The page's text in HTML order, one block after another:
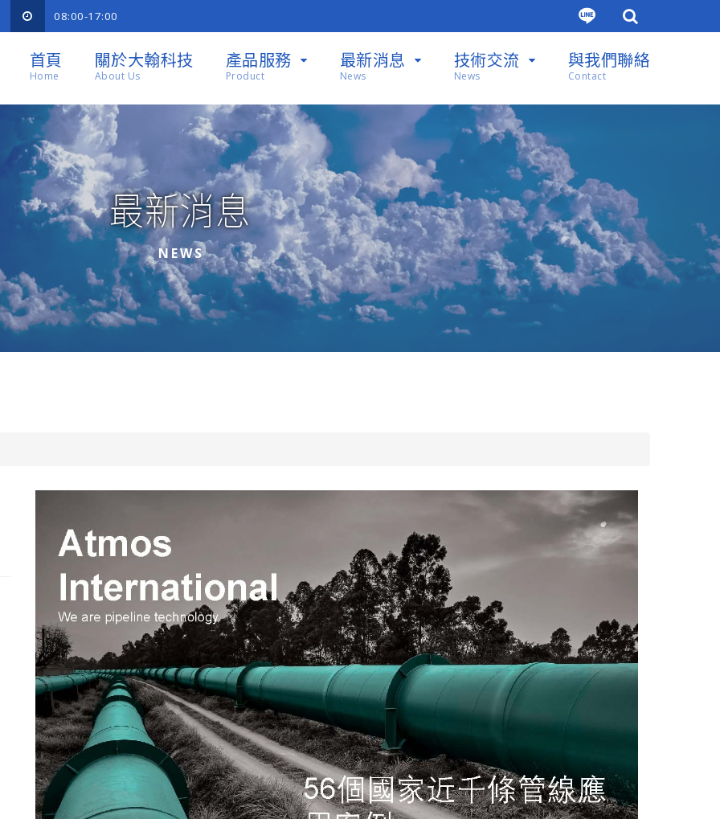
08:00-17:00
首頁
Home
關於大翰科技
About Us
產品服務
Product
最新消息
News
技術交流
News
與我們聯絡
Contact
最新消息
NEWS